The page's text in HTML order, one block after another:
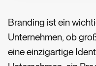
Branding ist ein
Unternehmen, ob
eine einzigartige